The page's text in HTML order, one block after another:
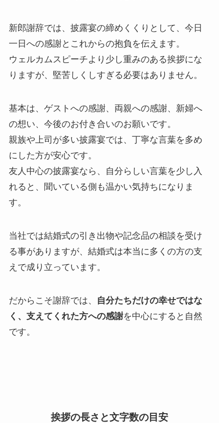
新郎謝辞では、披露宴の締めくくりとして、今日
一日への感謝とこれからの抱負を伝えます。
ウェルカムスピーチより少し重みのある挨拶にな
りますが、堅苦しくしすぎる必要はありません。
基本は、ゲストへの感謝、両親への感謝、新婦へ
の想い、今後のお付き合いのお願いです。
親族や上司が多い披露宴では、丁寧な言葉を多め
にした方が安心です。
友人中心の披露宴なら、自分らしい言葉を少し入
れると、聞いている側も温かい気持ちになりま
す。
当社では結婚式の引き出物や記念品の相談を受け
る事がありますが、結婚式は本当に多くの方の支
えで成り立っています。
だからこそ謝辞では、
自分たちだけの幸せではな
く、支えてくれた方への感謝を中心にすると自然
です。
挨拶の長さと文字数の目安